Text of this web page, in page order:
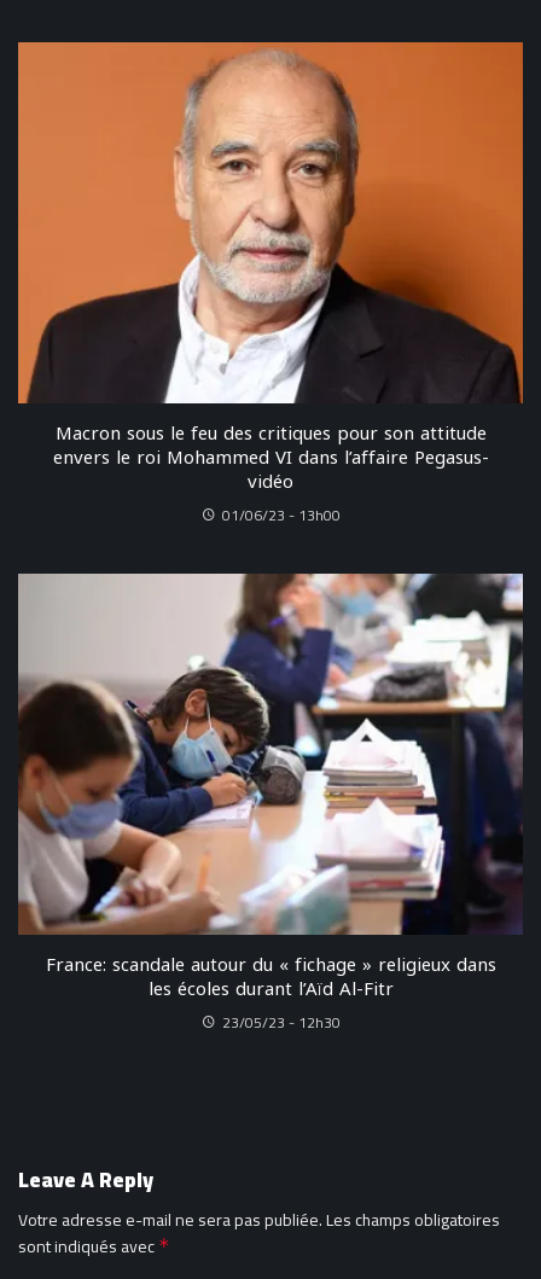
Macron sous le feu des critiques pour son attitude
envers le roi Mohammed VI dans l’affaire Pegasus-
vidéo
01/06/23 - 13h00
France: scandale autour du « fichage » religieux dans
les écoles durant l’Aïd Al-Fitr
23/05/23 - 12h30
Leave A Reply
Votre adresse e-mail ne sera pas publiée.Les champs obligatoires
sont indiqués avec *